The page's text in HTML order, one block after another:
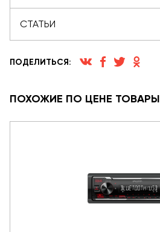
СТАТЬИ
ПОДЕЛИТЬСЯ:
ПОХОЖИЕ ПО ЦЕНЕ ТОВАРЫ